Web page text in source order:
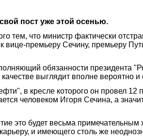
пост уже этой осенью.
тем, что министр фактически
премьеру Сечину, премьеру
обязанности президента
выглядит вполне вероятно
в кресле которого он провел 12
человеком Игоря Сечина, а
это будет весьма примечательным
и имеющего столь же